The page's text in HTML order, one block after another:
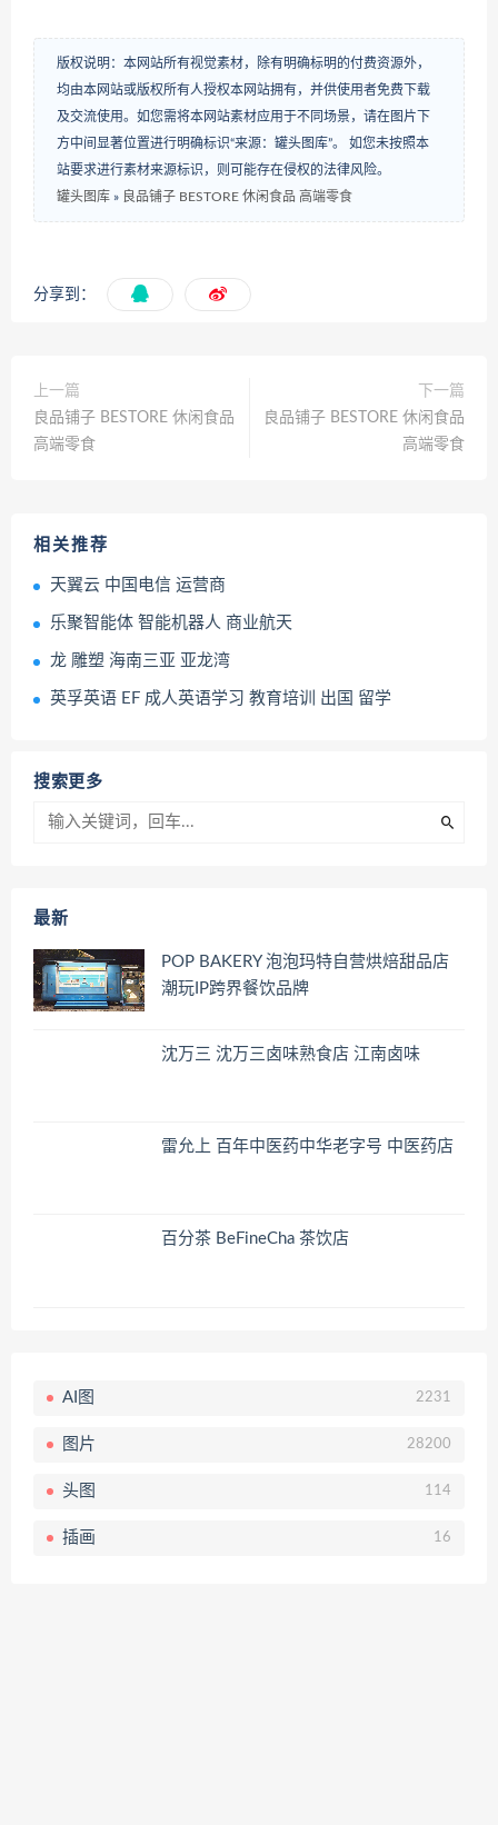
版权说明：本网站所有视觉素材，除有明确标明的付费资源外，
均由本网站或版权所有人授权本网站拥有，并供使用者免费下载
及交流使用。如您需将本网站素材应用于不同场景，请在图片下
方中间显著位置进行明确标识“来源：罐头图库”。 如您未按照本
站要求进行素材来源标识，则可能存在侵权的法律风险。
罐头图库 » 良品铺子 BESTORE 休闲食品 高端零食
分享到：
上一篇
良品铺子 BESTORE 休闲食品
高端零食
下一篇
良品铺子 BESTORE 休闲食品
高端零食
相关推荐
天翼云 中国电信 运营商
乐聚智能体 智能机器人 商业航天
龙 雕塑 海南三亚 亚龙湾
英孚英语 EF 成人英语学习 教育培训 出国 留学
搜索更多
最新
POP BAKERY 泡泡玛特自营烘焙甜品店
潮玩IP跨界餐饮品牌
沈万三 沈万三卤味熟食店 江南卤味
雷允上 百年中医药中华老字号 中医药店
百分茶 BeFineCha 茶饮店
AI图 2231
图片 28200
头图 114
插画 16